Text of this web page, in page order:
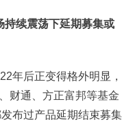
持续震荡下延期募集或
年后正变得格外明显，
财通、方正富邦等基金
布过产品延期结束募集